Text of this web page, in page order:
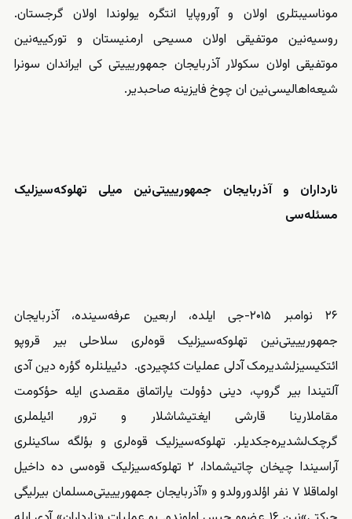
موناسیبتلری اولان و آوروپایا انتگره یولوندا اولان گرجستان.
روسیه‌نین موتفیقی اولان مسیحی ارمنیستان و تورکییه‌نین
موتفیقی اولان سکولار آذربایجان جمهوریییتی کی ایراندان سونرا
شیعه‌‌‌اهالیسی‌نین ان چوخ فایزینه صاحبدیر.
نارداران و آذربایجان جمهوریییتینین میلی تهلوکهسیزلیک
مسئلهسی
۲۶ نوامبر ۲۰۱۵-جی ایلده، اربعین عرفه‌‌سینده، آذربایجان
جمهوریییتی‌نین تهلوکه‌‌‌سیزلیک قوه‌لری سلاحلی بیر قروپو
ائتکیسیز‌لشدیرمک آدلی عملیات کئچیردی. دئییلنلره گؤره دین آدی
آلتیندا بیر گروپ، دینی دؤولت یاراتماق مقصدی ایله حؤکومت
مقاملارینا قارشی ایغتیشاشلار و ترور ائیلملری
گرچک‌لشدیره‌جکدیلر. تهلوکه‌‌‌سیزلیک قوه‌لری و بؤلگه ساکینلری
آراسیندا چیخان چاتیشمادا، ۲ تهلوکه‌‌‌سیزلیک قوه‌سی ده داخیل
اولماقلا ۷ نفر اؤلدورولدو و «آذربایجان جمهوریییتی‌مسلمان بیرلیگی